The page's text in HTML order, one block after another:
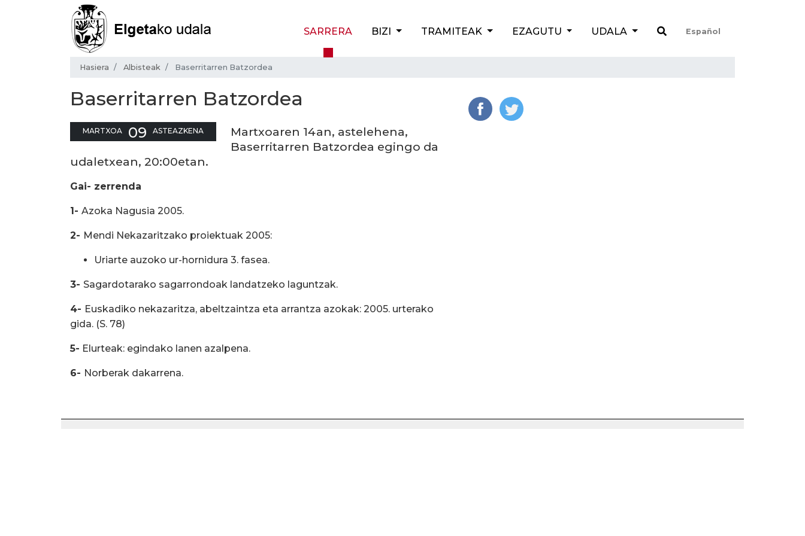
SARRERA BIZI TRAMITEAK EZAGUTU UDALA Español
Hasiera Albisteak Baserritarren Batzordea
Baserritarren Batzordea
MARTXOA 09 ASTEAZKENA
Martxoaren 14an, astelehena,
Baserritarren Batzordea egingo da
udaletxean, 20:00etan.
Gai- zerrenda
1- Azoka Nagusia 2005.
2- Mendi Nekazaritzako proiektuak 2005:
Uriarte auzoko ur-hornidura 3. fasea.
3- Sagardotarako sagarrondoak landatzeko laguntzak.
4- Euskadiko nekazaritza, abeltzaintza eta arrantza azokak: 2005. urterako
gida. (S. 78)
5- Elurteak: egindako lanen azalpena.
6- Norberak dakarrena.